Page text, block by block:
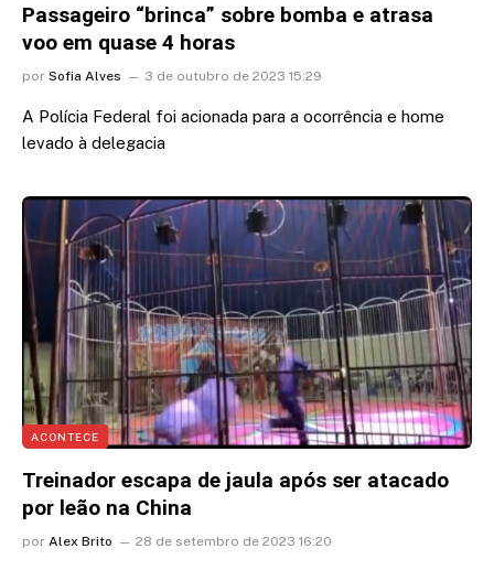
Passageiro “brinca” sobre bomba e atrasa
voo em quase 4 horas
por Sofia Alves 3 de outubro de 2023 15:29
A Polícia Federal foi acionada para a ocorrência e home
levado à delegacia
ACONTECE
Treinador escapa de jaula após ser atacado
por leão na China
por Alex Brito 28 de setembro de 2023 16:20